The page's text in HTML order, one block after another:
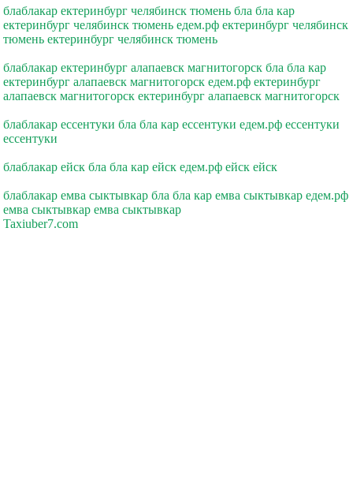
блаблакар ектеринбург челябинск тюмень бла бла кар
ектеринбург челябинск тюмень едем.рф ектеринбург челябинск
тюмень ектеринбург челябинск тюмень
блаблакар ектеринбург алапаевск магнитогорск бла бла кар
ектеринбург алапаевск магнитогорск едем.рф ектеринбург
алапаевск магнитогорск ектеринбург алапаевск магнитогорск
блаблакар ессентуки бла бла кар ессентуки едем.рф ессентуки
ессентуки
блаблакар ейск бла бла кар ейск едем.рф ейск ейск
блаблакар емва сыктывкар бла бла кар емва сыктывкар едем.рф
емва сыктывкар емва сыктывкар
Taxiuber7.com